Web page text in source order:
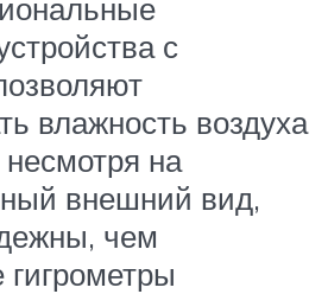
с
влажность воздуха
на
внешний вид,
чем